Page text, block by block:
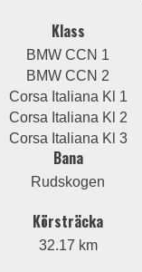
Klass
BMW CCN 1
BMW CCN 2
Corsa Italiana Kl 1
Corsa Italiana Kl 2
Corsa Italiana Kl 3
Bana
Rudskogen
Körsträcka
32.17 km